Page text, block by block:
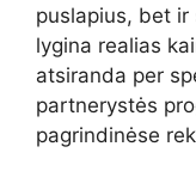
puslapius, bet
lygina realias
atsiranda per
partnerystės
pagrindinėse